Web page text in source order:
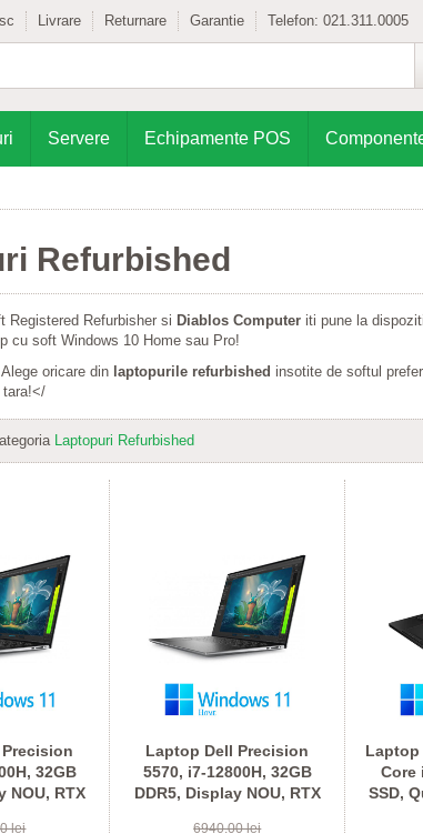
Livrare Returnare Garantie Telefon: 021.311.0005
Servere Echipamente POS
Refurbished
Registered Refurbisher si Diablos Computeriti pune la
cu soft Windows 10 Home sau Pro!
oricare din laptopurile refurbished insotite de softul
tara!</
Laptopuri Refurbished
32GB
NOU, RTX
lei
Laptop Dell Precision
5570, i7-12800H, 32GB
DDR5, Display NOU, RTX
6940.00 lei
Laptop
Core
SSD,